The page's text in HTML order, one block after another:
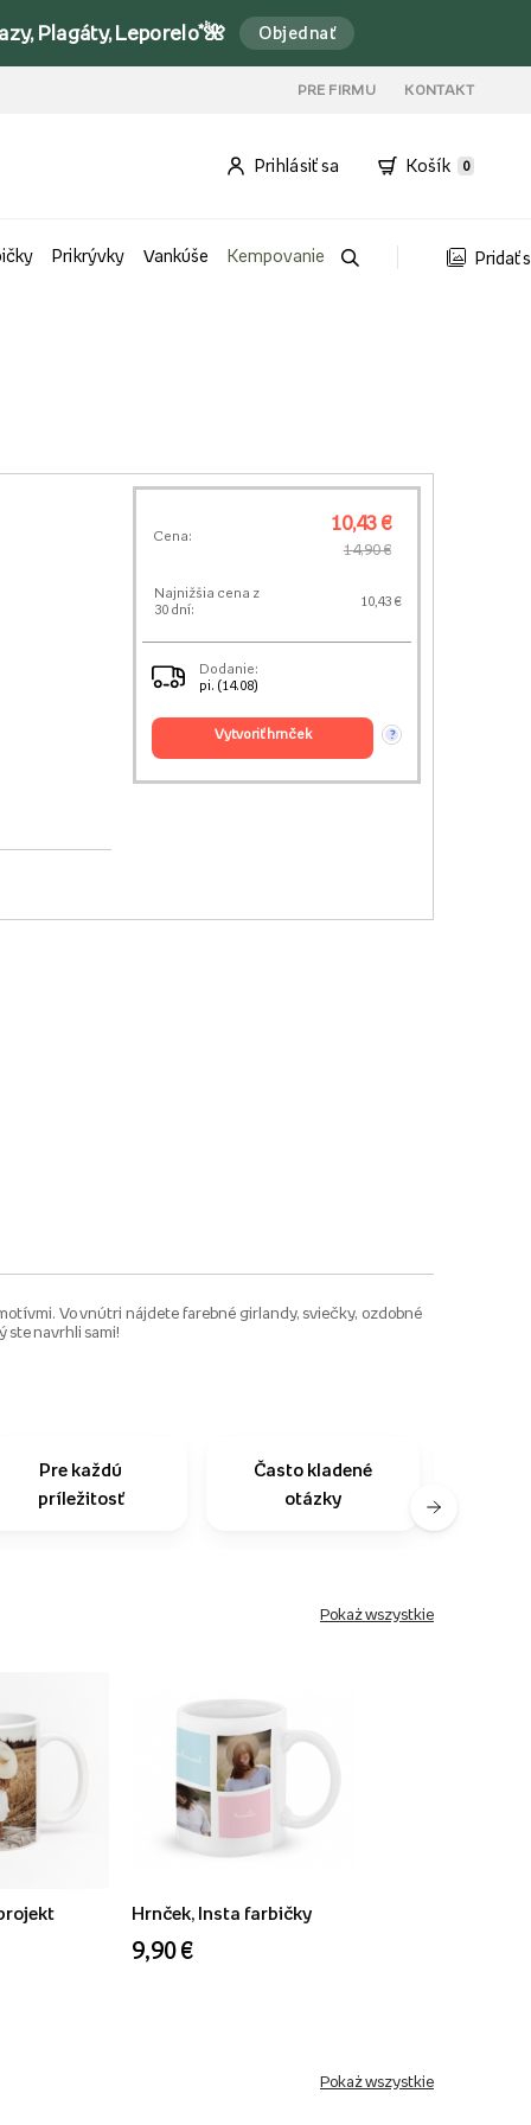
Plagáty, Leporelo*🌺 Objednať
PRE FIRMU KONTAKT
Prihlásiť sa Košík 0
Prikrývky Vankúše Kempovanie Pridať
Cena:
10,43 €
14,90 €
Najnižšia cena z
30 dní:
10,43 €
Dodanie:
pi. (14.08)
vytvoriť hrnček ?
Vo vnútri nájdete farebné girlandy, sviečky, ozdobné
ste navrhli sami!
Pre každú
príležitosť
Často kladené
otázky
Pokaż wszystkie
Hrnček, Insta farbičky
9,90 €
Pokaż wszystkie